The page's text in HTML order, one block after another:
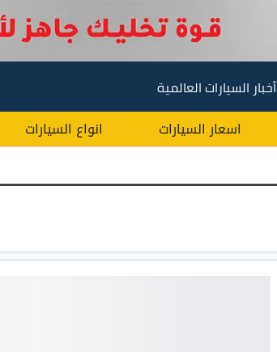
أخبار السيارات العالمية
اسعار السيارات انواع السيارات